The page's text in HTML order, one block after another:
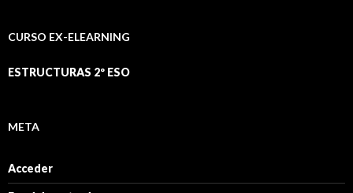
CURSO EX-ELEARNING
ESTRUCTURAS 2º ESO
META
Acceder